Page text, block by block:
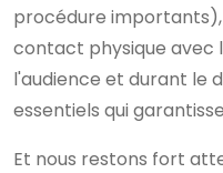
procédure
contact physique avec
l'audience et durant le
essentiels qui
Et nous restons fort